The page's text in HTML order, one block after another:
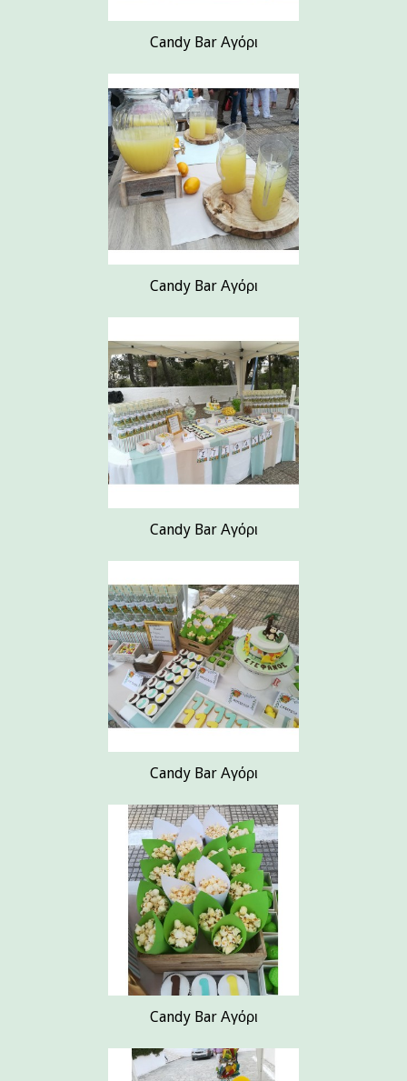
Candy Bar Αγόρι
Candy Bar Αγόρι
Candy Bar Αγόρι
Candy Bar Αγόρι
Candy Bar Αγόρι